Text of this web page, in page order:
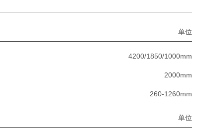
单位
4200/1850/1000mm
2000mm
260-1260mm
单位